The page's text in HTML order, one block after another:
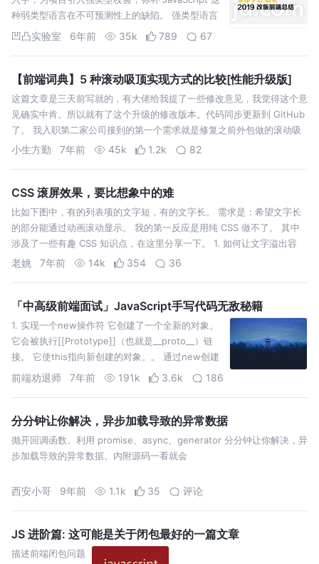
种弱类型语言在不可预测性上的缺陷。 强类型语言
TypeScript 已发布6年有余，国内应用的开发者也
凹凸实验室 6年前 35k 789 67
【前端词典】5 种滚动吸顶实现方式的比较[性能升级版]
这篇文章是三天前写就的，有大佬给我提了一些修改意见，我觉得这个意
见确实中肯。所以就有了这个升级的修改版本。代码同步更新到 GitHub
了。 我入职第二家公司接到的第一个需求就是修复之前外包做的滚动吸
顶效果。我当时很纳闷为何一个滚动吸顶会有 bug，后来我查看代码才
小生方勤 7年前 45k 1.2k 82
CSS 滚屏效果，要比想象中的难
比如下图中，有的列表项的文字短，有的文字长。 需求是：希望文字长
的部分能通过动画滚动显示。 我的第一反应是用纯 CSS 做不了。 其中
涉及了一些有趣 CSS 知识点，在这里分享一下。 1. 如何让文字溢出容
器？ work-break 属性是用来处理文字如何换行的，这里使用了不太…
老姚 7年前 14k 354 36
「中高级前端面试」JavaScript手写代码无敌秘籍
1. 实现一个new操作符 它创建了一个全新的对象。
它会被执行[[Prototype]]（也就是__proto__）链
接。 它使this指向新创建的对象。。 通过new创建
的每个对象将最终被[[Prototype]]链接到这个函数
前端劝退师 7年前 191k 3.6k 186
分分钟让你解决，异步加载导致的异常数据
抛开回调函数、利用 promise、async、generator 分分钟让你解决，异
步加载导致的异常数据。内附源码一看就会
西安小哥 9年前 1.1k 35 评论
JS 进阶篇: 这可能是关于闭包最好的一篇文章
描述前端闭包问题